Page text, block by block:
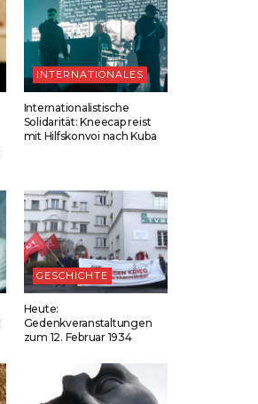
INTERNATIONALES
Internationalistische
Solidarität: Kneecap reist
mit Hilfskonvoi nach Kuba
GESCHICHTE
Heute:
Gedenkveranstaltungen
zum 12. Februar 1934